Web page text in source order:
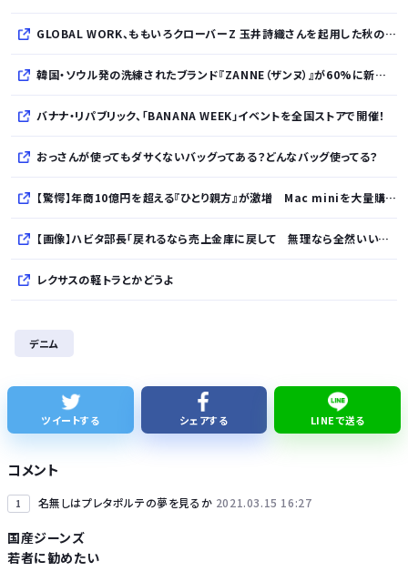
GLOBAL WORK、ももいろクローバーZ 玉井詩織さんを起用した秋のLOOK BOOKを先行公開
韓国・ソウル発の洗練されたブランド『ZANNE（ザンヌ）』が60%に新規入店、モダン×エフォートレスなコレクションを展開
バナナ・リパブリック、「BANANA WEEK」イベントを全国ストアで開催！
おっさんが使ってもダサくないバッグってある？どんなバッグ使ってる？
【驚愕】年商10億円を超える『ひとり親方』が激増 Mac miniを大量購入しAIを従業員に
【画像】ハビタ部長「戻れるなら売上金庫に戻して 無理なら全然いいです イオンが戻って良いって言わなきゃ入ったらダメです」
レクサスの軽トラとかどうよ
完全新作『八つ墓村』、金田一は尾上松也、場面写真を一挙公開！
Powered by livedoor 相互RSS
デニム
ツイートする シェアする LINEで送る
コメント
1 名無しはプレタポルテの夢を見るか 2021.03.15 16:27
国産ジーンズ
若者に勧めたい